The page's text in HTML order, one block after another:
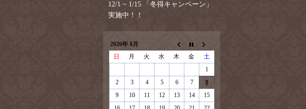
12/1 ~ 1/15 「冬得キャンペーン」
実施中！！
2026年 8月
日
月 火 水 木 金
土
1
2
3 4 5 6 7
8
9
10 11 12 13 14
15